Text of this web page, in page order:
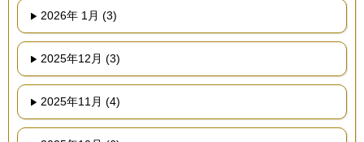
2026年 1月 (3)
2025年12月 (3)
2025年11月 (4)